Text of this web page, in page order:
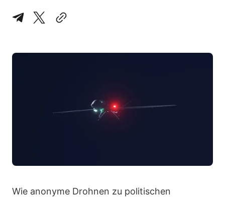
Wie anonyme Drohnen zu politischen